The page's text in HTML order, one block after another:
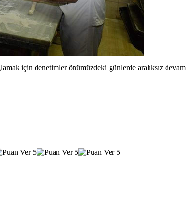
için denetimler önümüzdeki günlerde aralıksız devam